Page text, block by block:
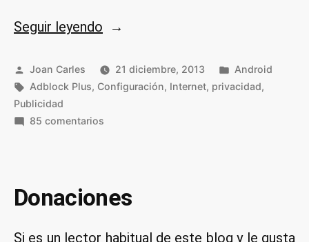
Seguir leyendo «Bloquear
en
android
root»
Publicado
por
Joan Carles 21 diciembre, 2013
Publicado
en
Android
Etiquetas:
Adblock Plus, Configuración, Internet, privacidad,
Publicidad
85 comentarios
sin
Donaciones
Si es un lector habitual de este blog y le gusta